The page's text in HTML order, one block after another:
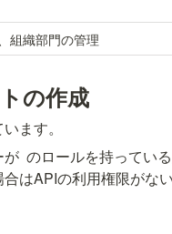
組織部門の管理
の作成
ます。
が のロールを持ってい
はAPIの利用権限がな